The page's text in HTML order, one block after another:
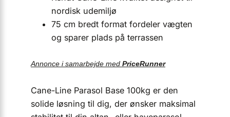
nordisk udemiljø
75 cm bredt format fordeler vægten
og sparer plads på terrassen
Annonce i samarbejde med PriceRunner
Cane-Line Parasol Base 100kg er den
solide løsning til dig, der ønsker maksimal